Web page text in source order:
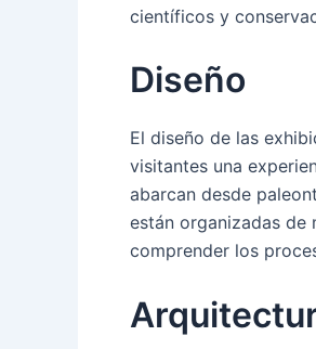
científicos y
Diseño
El diseño de las
visitantes una
abarcan desde
están organizadas de
comprender los